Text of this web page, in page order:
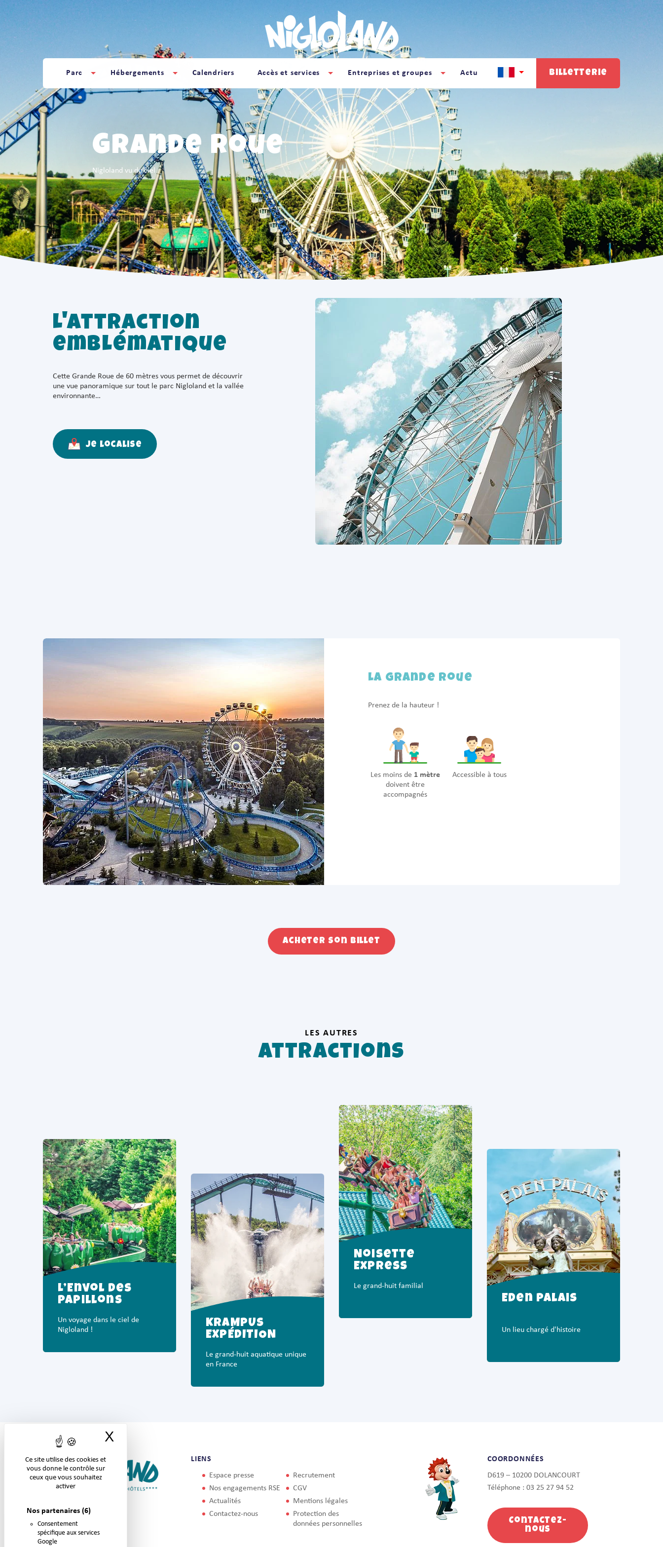
Panneau de gestion des cookies
Ce site utilise des cookies et
vous donne le contrôle sur
ceux que vous souhaitez
activer
Nos partenaires (6)
Consentement
spécifique aux services
Google
X
Parc Hébergements Calendriers Accès et services Entreprises et groupes Actu Billetterie
Grande Roue
Nigloland vu du ciel
L'attraction
emblématique
Cette Grande Roue de 60 mètres vous permet de découvrir
une vue panoramique sur tout le parc Nigloland et la vallée
environnante…
Je localise
La Grande Roue
Prenez de la hauteur !
Les moins de 1 mètre
doivent être
accompagnés
Accessible à tous
Acheter son billet
LES AUTRES
Attractions
L’Envol des
Papillons
Un voyage dans le ciel de
Nigloland !
KRAMPUS
EXPÉDITION
Le grand-huit aquatique unique
en France
Noisette
Express
Le grand-huit familial
Eden Palais
Un lieu chargé d'histoire
LIENS
Espace presse
Nos engagements RSE
Actualités
Contactez-nous
Recrutement
CGV
Mentions légales
Protection des
données personnelles
COORDONNÉES
D619 – 10200 DOLANCOURT
Téléphone : 03 25 27 94 52
Contactez-
nous